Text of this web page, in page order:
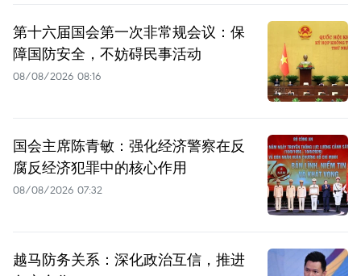
第十六届国会第一次非常规会议：保
障国防安全，不妨碍民事活动
08/08/2026 08:16
国会主席陈青敏：强化经济警察在反
腐反经济犯罪中的核心作用
08/08/2026 07:32
越马防务关系：深化政治互信，推进